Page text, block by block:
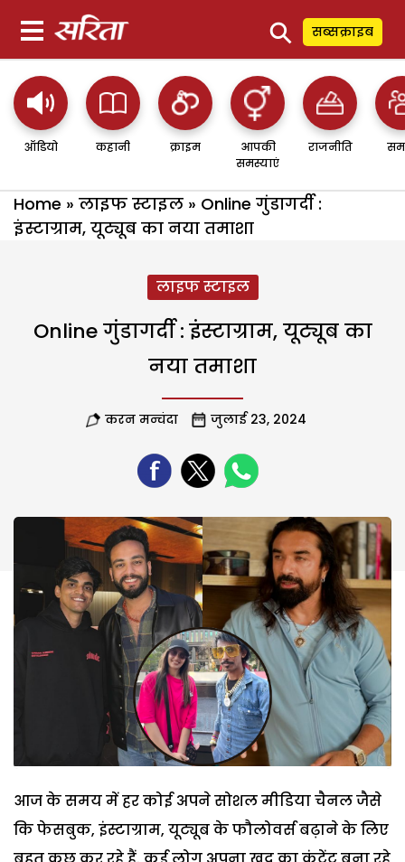
⚲ सब्सक्राइब
ऑडियो कहानी क्राइम
आपकी
समस्याएं
राजनीति
Home » लाइफ स्टाइल » Online गुंडागर्दी :
इंस्टाग्राम, यूट्यूब का नया तमाशा
लाइफ स्टाइल
Online गुंडागर्दी : इंस्टाग्राम, यूट्यूब का
नया तमाशा
करन मन्चंदा जुलाई 23, 2024
आज के समय में हर कोई अपने सोशल मीडिया चैनल जैसे
कि फेसबुक, इंस्टाग्राम, यूट्यूब के फौलोवर्स बढ़ाने के लिए